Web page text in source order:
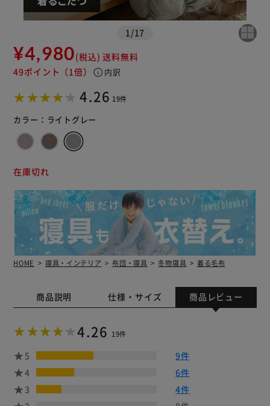
1/17
¥4,980(税込) 送料無料
49ポイント （1倍） info 内訳
4.26 19件
カラー： ライトグレー
在庫切れ
HOME 寝具・インテリア 布団・寝具 冬物寝具 着る毛布
商品説明 仕様・サイズ 商品レビュー
4.26 19件
5
9件
4
6件
3
4件